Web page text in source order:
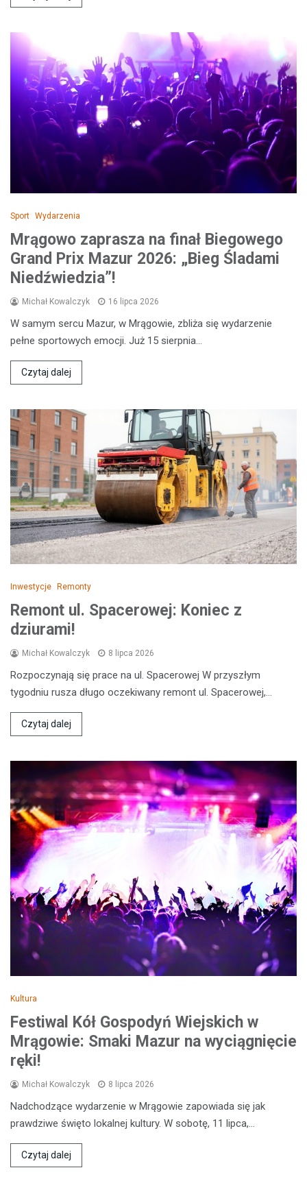
Sport Wydarzenia
Mrągowo zaprasza na finał Biegowego
Grand Prix Mazur 2026: „Bieg Śladami
Niedźwiedzia”!
Michał Kowalczyk 16 lipca 2026
W samym sercu Mazur, w Mrągowie, zbliża się wydarzenie
pełne sportowych emocji. Już 15 sierpnia…
Czytaj dalej
Inwestycje Remonty
Remont ul. Spacerowej: Koniec z
dziurami!
Michał Kowalczyk 8 lipca 2026
Rozpoczynają się prace na ul. Spacerowej W przyszłym
tygodniu rusza długo oczekiwany remont ul. Spacerowej,…
Czytaj dalej
Kultura
Festiwal Kół Gospodyń Wiejskich w
Mrągowie: Smaki Mazur na wyciągnięcie
ręki!
Michał Kowalczyk 8 lipca 2026
Nadchodzące wydarzenie w Mrągowie zapowiada się jak
prawdziwe święto lokalnej kultury. W sobotę, 11 lipca,…
Czytaj dalej